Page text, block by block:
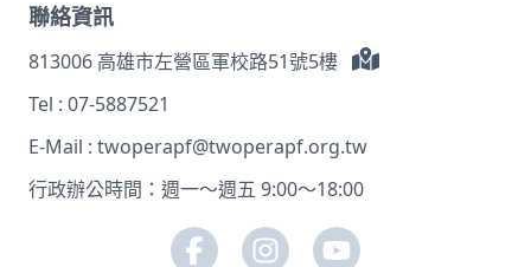
聯絡資訊
813006 高雄市左營區軍校路51號5樓
Tel : 07-5887521
E-Mail : twoperapf@twoperapf.org.tw
行政辦公時間：週一～週五 9:00～18:00